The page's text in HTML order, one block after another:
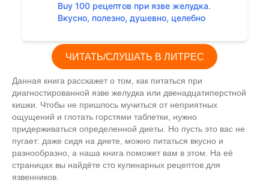
Buy 100 рецептов при язве желудка.
Вкусно, полезно, душевно, целебно
ЧИТАТЬ/СЛУШАТЬ В ЛИТРЕС
Данная книга расскажет о том, как питаться при
диагностированной язве желудка или двенадцатиперстной
кишки. Чтобы не пришлось мучиться от неприятных
ощущений и глотать горстями таблетки, нужно
придерживаться определенной диеты. Но пусть это вас не
пугает: даже сидя на диете, можно питаться вкусно и
разнообразно, а наша книга поможет вам в этом. На её
страницах вы найдёте сто кулинарных рецептов для
язвенников.